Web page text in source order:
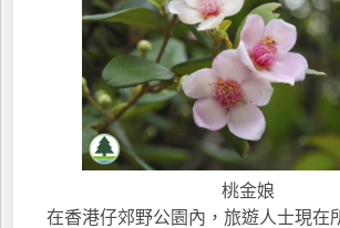
桃金娘
在香港仔郊野公園內，旅遊人士現在